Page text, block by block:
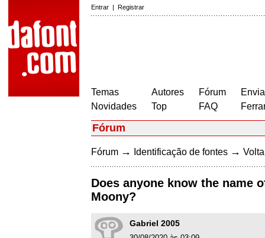
Entrar | Registrar
Temas
Novidades
Autores
Top
Fórum
FAQ
Fórum
Fórum → Identificação de fontes →
Does anyone know the name
Moony?
Gabriel 2005